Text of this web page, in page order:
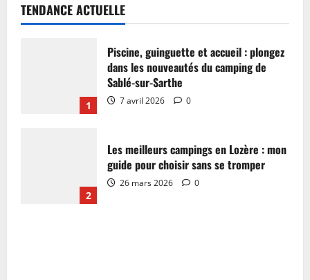
TENDANCE ACTUELLE
1
Piscine, guinguette et accueil : plongez
dans les nouveautés du camping de
Sablé-sur-Sarthe
7 avril 2026 0
2
Les meilleurs campings en Lozère : mon
guide pour choisir sans se tromper
26 mars 2026 0